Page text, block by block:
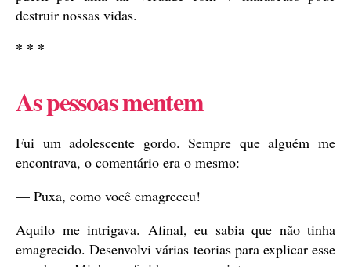
destruir nossas vidas.
* * *
As pessoas mentem
Fui um adolescente gordo. Sempre que alguém me
encontrava, o comentário era o mesmo:
— Puxa, como você emagreceu!
Aquilo me intrigava. Afinal, eu sabia que não tinha
emagrecido. Desenvolvi várias teorias para explicar esse